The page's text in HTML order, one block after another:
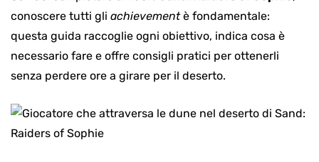
conoscere tutti gli achievementè fondamentale:
questa guida raccoglie ogni obiettivo, indica cosa è
necessario fare e offre consigli pratici per ottenerli
senza perdere ore a girare per il deserto.